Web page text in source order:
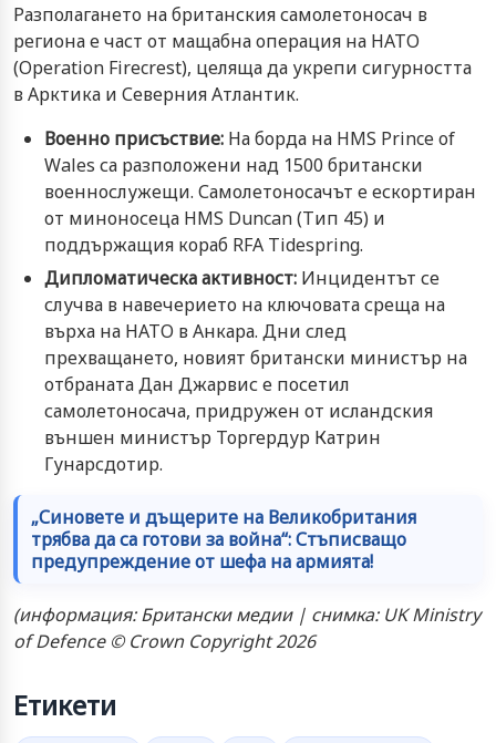
Разполагането на британския самолетоносач в
региона е част от мащабна операция на НАТО
(Operation Firecrest), целяща да укрепи сигурността
в Арктика и Северния Атлантик.
Военно присъствие: На борда на HMS Prince of
Wales са разположени над 1500 британски
военнослужещи. Самолетоносачът е ескортиран
от миноносеца HMS Duncan (Тип 45) и
поддържащия кораб RFA Tidespring.
Дипломатическа активност: Инцидентът се
случва в навечерието на ключовата среща на
върха на НАТО в Анкара. Дни след
прехващането, новият британски министър на
отбраната Дан Джарвис е посетил
самолетоносача, придружен от исландския
външен министър Торгердур Катрин
Гунарсдотир.
„Синовете и дъщерите на Великобритания
трябва да са готови за война“: Стъписващо
предупреждение от шефа на армията!
(информация: Британски медии | снимка: UK Ministry
of Defence © Crown Copyright 2026
Етикети